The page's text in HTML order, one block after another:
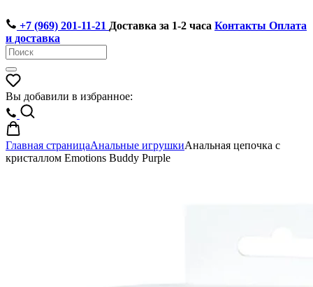
+7 (969) 201-11-21 Доставка за 1-2 часа Контакты Оплата
и доставка
Вы добавили в избранное:
Главная страницаАнальные игрушкиАнальная цепочка с
кристаллом Emotions Buddy Purple